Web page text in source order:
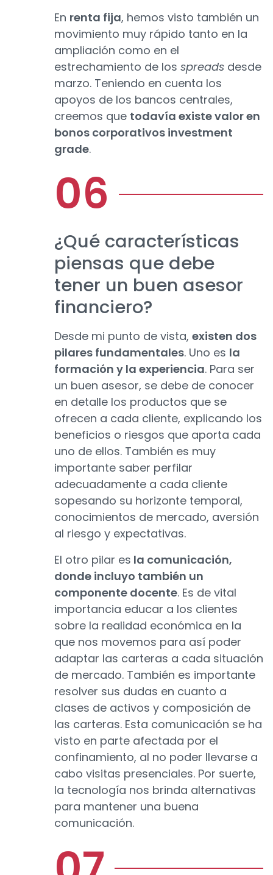
En renta fija, hemos visto también un
movimiento muy rápido tanto en la
ampliación como en el
estrechamiento de los spreads desde
marzo. Teniendo en cuenta los
apoyos de los bancos centrales,
creemos que todavía existe valor en
bonos corporativos investment
grade.
¿Qué características
piensas que debe
tener un buen asesor
financiero?
Desde mi punto de vista, existen dos
pilares fundamentales. Uno es la
formación y la experiencia. Para ser
un buen asesor, se debe de conocer
en detalle los productos que se
ofrecen a cada cliente, explicando los
beneficios o riesgos que aporta cada
uno de ellos. También es muy
importante saber perfilar
adecuadamente a cada cliente
sopesando su horizonte temporal,
conocimientos de mercado, aversión
al riesgo y expectativas.
El otro pilar es la comunicación,
donde incluyo también un
componente docente. Es de vital
importancia educar a los clientes
sobre la realidad económica en la
que nos movemos para así poder
adaptar las carteras a cada situación
de mercado. También es importante
resolver sus dudas en cuanto a
clases de activos y composición de
las carteras. Esta comunicación se ha
visto en parte afectada por el
confinamiento, al no poder llevarse a
cabo visitas presenciales. Por suerte,
la tecnología nos brinda alternativas
para mantener una buena
comunicación.